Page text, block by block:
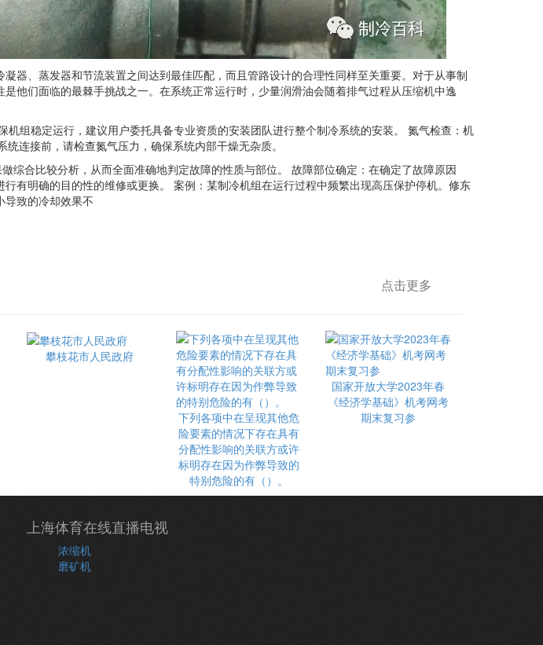
、蒸发器和节流装置之间达到最佳匹配，而且管路设计的合理性同样至关重要。对于从事制
他们面临的最棘手挑战之一。在系统正常运行时，少量润滑油会随着排气过程从压缩机中逸
组稳定运行，建议用户委托具备专业资质的安装团队进行整个制冷系统的安装。 氮气检查：机
连接前，请检查氮气压力，确保系统内部干燥无杂质。
合比较分析，从而全面准确地判定故障的性质与部位。 故障部位确定：在确定了故障原因
有明确的目的性的维修或更换。 案例：某制冷机组在运行过程中频繁出现高压保护停机。修东
导致的冷却效果不
点击更多
攀枝花市人民政府
下列各项中在呈现其他危
险要素的情况下存在具有
分配性影响的关联方或许
标明存在因为作弊导致的
特别危险的有（）。
国家开放大学2023年春
《经济学基础》机考网考
期末复习参
上海体育在线直播电视
浓缩机
磨矿机